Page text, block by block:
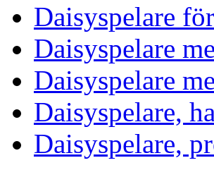
Daisyspelare
Daisyspelare
Daisyspelare
Daisyspelare,
Daisyspelare,